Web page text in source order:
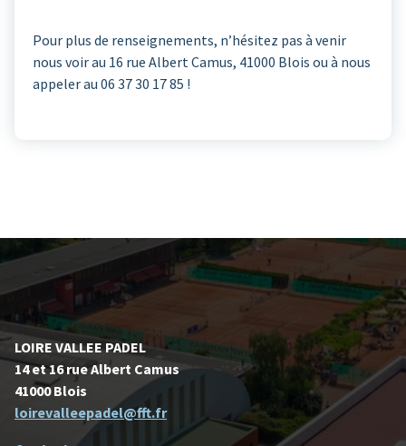
Pour plus de renseignements, n’hésitez pas à venir
nous voir au 16 rue Albert Camus, 41000 Blois ou à nous
appeler au 06 37 30 17 85 !
LOIRE VALLEE PADEL
14 et 16 rue Albert Camus
41000 Blois
loirevalleepadel@fft.fr